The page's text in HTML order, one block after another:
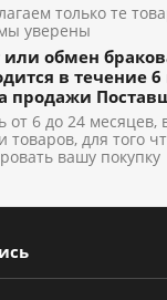
только те
уверены
или обмен
в течение 6
продажи
от 6 до 24 месяцев,
товаров, для того
вашу покупку